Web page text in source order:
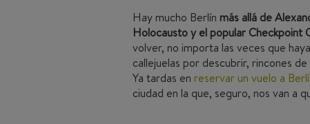
Hay mucho Berlín más allá de
Holocausto y el popular Checkpoint
volver, no importa las veces que
callejuelas por descubrir, rincones
Ya tardas en reservar un vuelo a
ciudad en la que, seguro, nos van a